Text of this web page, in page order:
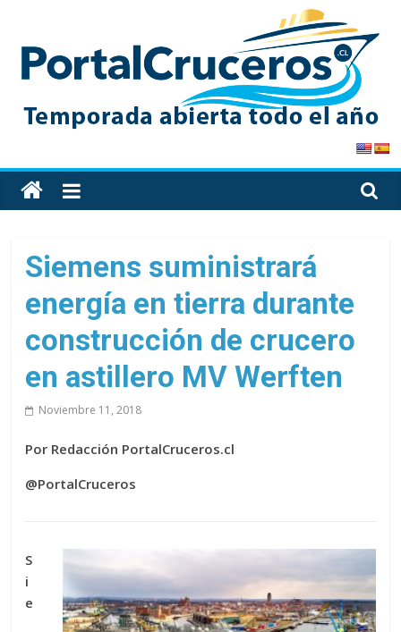
content
PortalCruceros
Toda
la
de
cruceros
en
solo
Siemens suministrará
energía en tierra durante
construcción de crucero
en astillero MV Werften
Noviembre 11, 2018
Por Redacción PortalCruceros.cl
@PortalCruceros
S
i
e